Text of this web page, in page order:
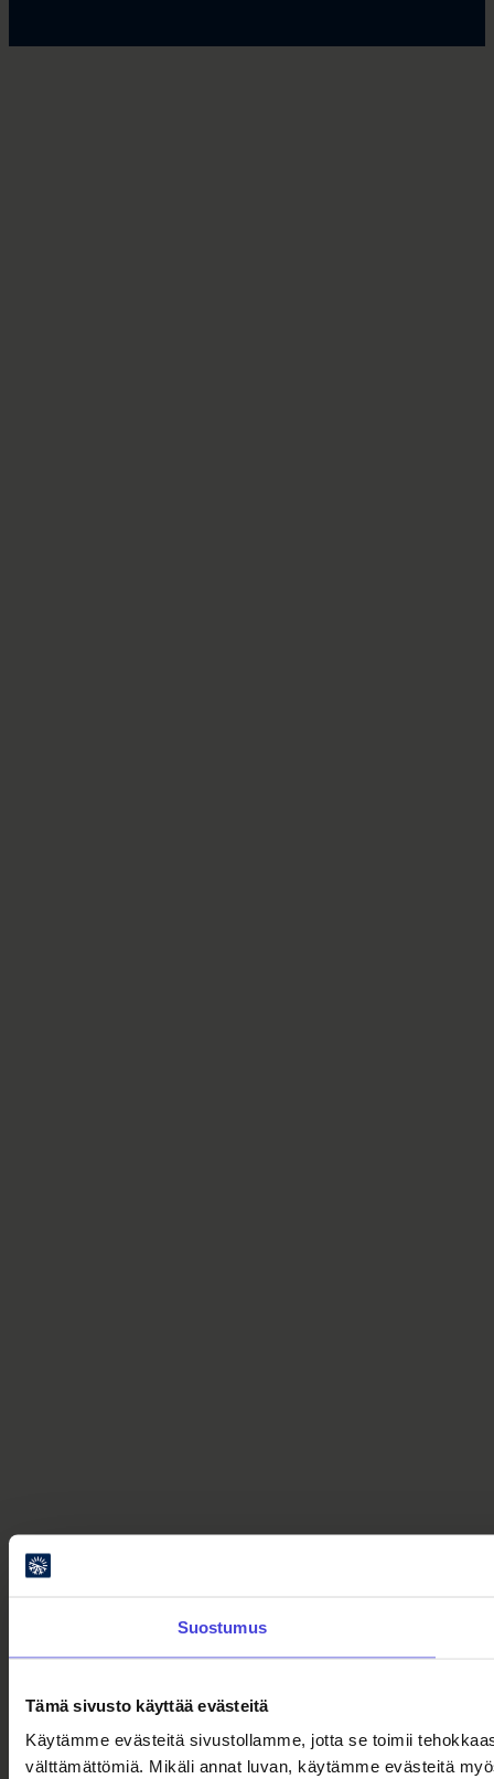
Suostumus
Tämä sivusto käyttää evästeitä
Käytämme evästeitä sivustollamme, jotta se toimii
välttämättömiä. Mikäli annat luvan, käytämme evästeitä